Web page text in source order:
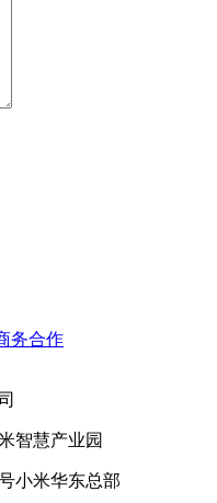
务合作
智慧产业园
小米华东总部